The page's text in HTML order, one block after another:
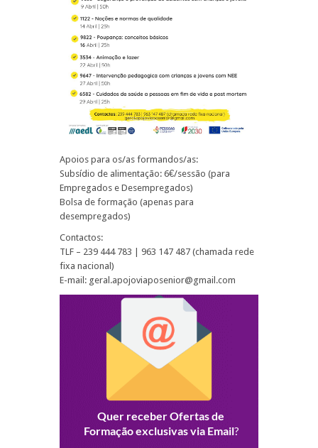
Apoios para os/as formandos/as:
Subsídio de alimentação: 6€/sessão (para
Empregados e Desempregados)
Bolsa de formação (apenas para
desempregados)
Contactos:
TLF – 239 444 783 | 963 147 487 (chamada rede
fixa nacional)
E-mail: geral.apojoviaposenior@gmail.com